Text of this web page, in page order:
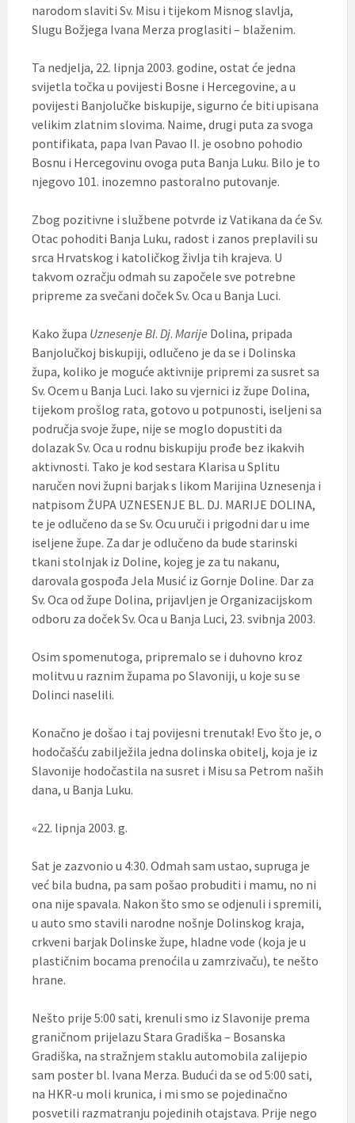
narodom slaviti Sv. Misu i tijekom Misnog slavlja,
Slugu Božjega Ivana Merza proglasiti – blaženim.
Ta nedjelja, 22. lipnja 2003. godine, ostat će jedna
svijetla točka u povijesti Bosne i Hercegovine, a u
povijesti Banjolučke biskupije, sigurno će biti upisana
velikim zlatnim slovima. Naime, drugi puta za svoga
pontifikata, papa Ivan Pavao II. je osobno pohodio
Bosnu i Hercegovinu ovoga puta Banja Luku. Bilo je to
njegovo 101. inozemno pastoralno putovanje.
Zbog pozitivne i službene potvrde iz Vatikana da će Sv.
Otac pohoditi Banja Luku, radost i zanos preplavili su
srca Hrvatskog i katoličkog življa tih krajeva. U
takvom ozračju odmah su započele sve potrebne
pripreme za svečani doček Sv. Oca u Banja Luci.
Kako župa Uznesenje Bl. Dj. Marije Dolina, pripada
Banjolučkoj biskupiji, odlučeno je da se i Dolinska
župa, koliko je moguće aktivnije pripremi za susret sa
Sv. Ocem u Banja Luci. Iako su vjernici iz župe Dolina,
tijekom prošlog rata, gotovo u potpunosti, iseljeni sa
područja svoje župe, nije se moglo dopustiti da
dolazak Sv. Oca u rodnu biskupiju prođe bez ikakvih
aktivnosti. Tako je kod sestara Klarisa u Splitu
naručen novi župni barjak s likom Marijina Uznesenja i
natpisom ŽUPA UZNESENJE BL. DJ. MARIJE DOLINA,
te je odlučeno da se Sv. Ocu uruči i prigodni dar u ime
iseljene župe. Za dar je odlučeno da bude starinski
tkani stolnjak iz Doline, kojeg je za tu nakanu,
darovala gospođa Jela Musić iz Gornje Doline. Dar za
Sv. Oca od župe Dolina, prijavljen je Organizacijskom
odboru za doček Sv. Oca u Banja Luci, 23. svibnja 2003.
Osim spomenutoga, pripremalo se i duhovno kroz
molitvu u raznim župama po Slavoniji, u koje su se
Dolinci naselili.
Konačno je došao i taj povijesni trenutak! Evo što je, o
hodočašću zabilježila jedna dolinska obitelj, koja je iz
Slavonije hodočastila na susret i Misu sa Petrom naših
dana, u Banja Luku.
«22. lipnja 2003. g.
Sat je zazvonio u 4:30. Odmah sam ustao, supruga je
već bila budna, pa sam pošao probuditi i mamu, no ni
ona nije spavala. Nakon što smo se odjenuli i spremili,
u auto smo stavili narodne nošnje Dolinskog kraja,
crkveni barjak Dolinske župe, hladne vode (koja je u
plastičnim bocama prenoćila u zamrzivaču), te nešto
hrane.
Nešto prije 5:00 sati, krenuli smo iz Slavonije prema
graničnom prijelazu Stara Gradiška – Bosanska
Gradiška, na stražnjem staklu automobila zalijepio
sam poster bl. Ivana Merza. Budući da se od 5:00 sati,
na HKR-u moli krunica, i mi smo se pojedinačno
posvetili razmatranju pojedinih otajstava. Prije nego